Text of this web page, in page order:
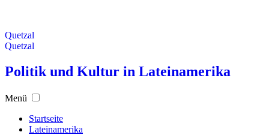
Quetzal
Quetzal
Politik und Kultur in Lateinamerika
Menü
Startseite
Lateinamerika